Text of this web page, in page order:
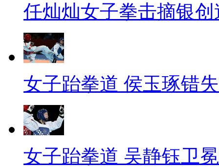
任灿灿女子拳击摘银
女子跆拳道 侯玉琢错
女子跆拳道 吴静钰卫冕